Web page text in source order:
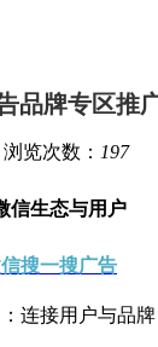
品牌专区推
览次数： 197
信生态与用户
搜一搜广告
连接用户与品牌